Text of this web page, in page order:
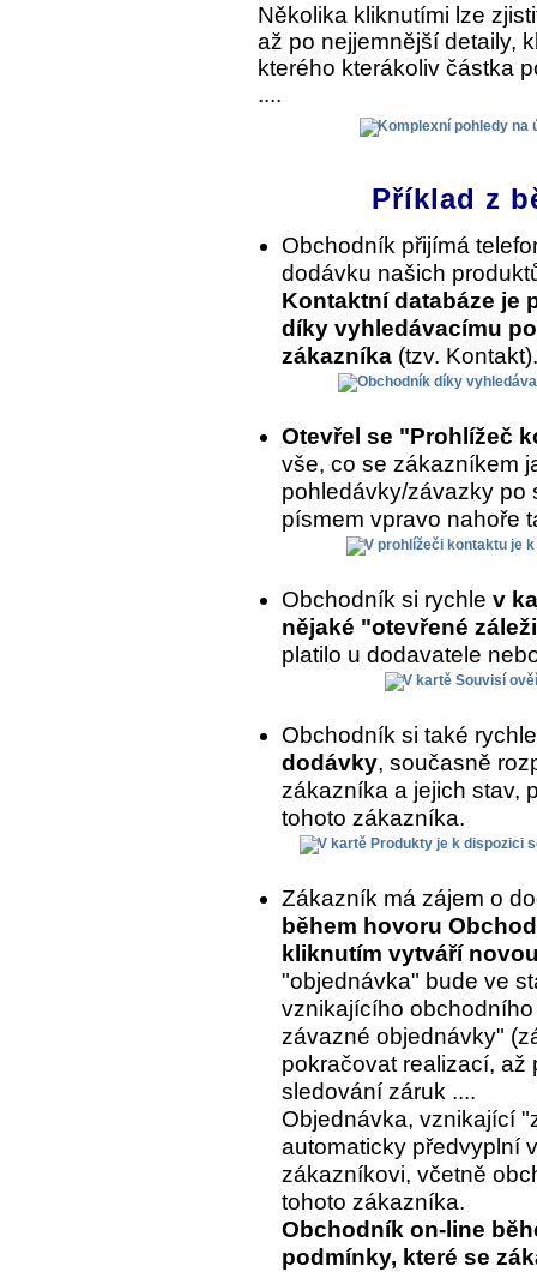
Několika kliknutími lze
až po nejjemnější detaily,
kterého kterákoliv částka
....
Příklad z
Obchodník přijímá
dodávku našich
Kontaktní databáze je
díky vyhledávacímu
zákazníka (tzv. Kontakt).
Otevřel se "Prohlížeč
vše, co se zákazníkem
pohledávky/závazky po
písmem vpravo nahoře
Obchodník si rychle v
nějaké "otevřené
platilo u dodavatele
Obchodník si také
dodávky, současně
zákazníka a jejich stav,
tohoto zákazníka.
Zákazník má zájem o
během hovoru
kliknutím vytváří
"objednávka" bude ve
vznikajícího
závazné objednávky"
pokračovat realizací, až
sledování záruk ....
Objednávka, vznikající
automaticky předvyplní
zákazníkovi, včetně
tohoto zákazníka.
Obchodník on-line
podmínky, které se